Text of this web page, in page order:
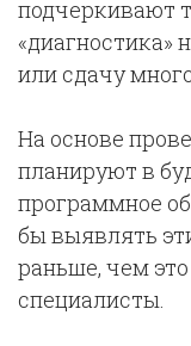
подчеркивают
«диагностика»
или сдачу
На основе
планируют в
программное
бы выявлять
раньше, чем
специалисты.